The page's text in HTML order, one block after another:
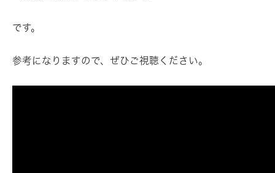
です。
参考になりますので、ぜひご視聴ください。